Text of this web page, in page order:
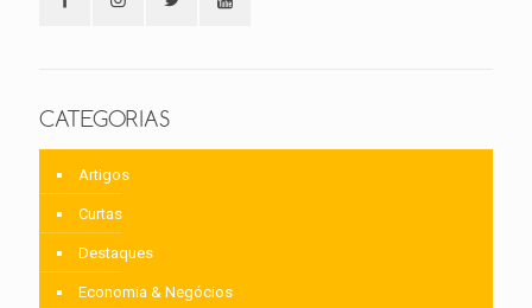
CATEGORIAS
Artigos
Curtas
Destaques
Economia & Negócios